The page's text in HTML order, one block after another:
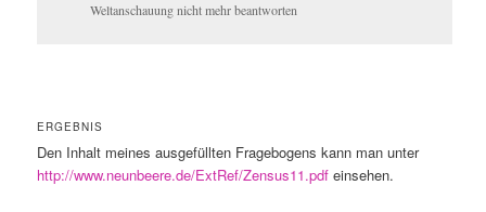
Weltanschauung nicht mehr beantworten
ERGEBNIS
Den Inhalt meines ausgefüllten Fragebogens kann man unter
http://www.neunbeere.de/ExtRef/Zensus11.pdf einsehen.